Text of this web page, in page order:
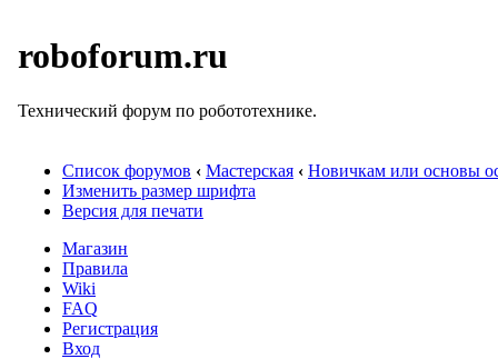
roboforum.ru
Технический форум по робототехнике.
Список форумов ‹ Мастерская ‹ Новичкам или основы
Изменить размер шрифта
Версия для печати
Магазин
Правила
Wiki
FAQ
Регистрация
Вход